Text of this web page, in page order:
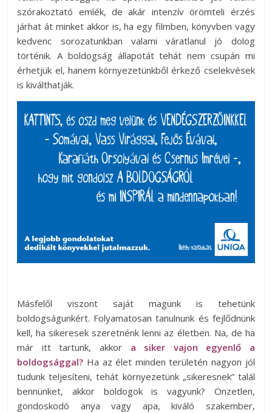
szórakoztató emlék, de akár intenzív örömteli érzés
járhat át minket akkor is, ha egy filmben, könyvben vagy
kedvenc sorozatunkban valami váratlanul jó dolog
történik. A boldogság állapotát tehát nem csupán mi
érhetjük el, hanem környezetünkből érkező cselekvések
is kiválthatják.
Másfelől viszont saját magunk is tehetünk
boldogságunkért. Folyamatosan tanulnunk és fejlődnünk
kell, ha sikeresek szeretnénk lenni az életben. Na, de ha
már itt tartunk, akkor a siker vajon egyenlő a
boldogsággal? Ha az élet minden területén nagyon jól
tudunk teljesíteni, tehát környezetünk „sikeresnek” talál
bennünket, akkor boldogok is vagyunk? Önzetlen,
gondoskodó anya vagy apa, kiváló szakember,